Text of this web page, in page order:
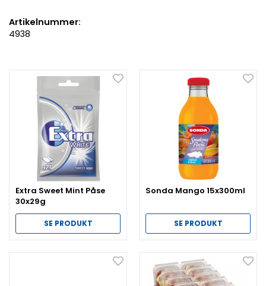
Artikelnummer:
4938
Extra Sweet Mint Påse
30x29g
SE PRODUKT
Sonda Mango 15x300ml
SE PRODUKT